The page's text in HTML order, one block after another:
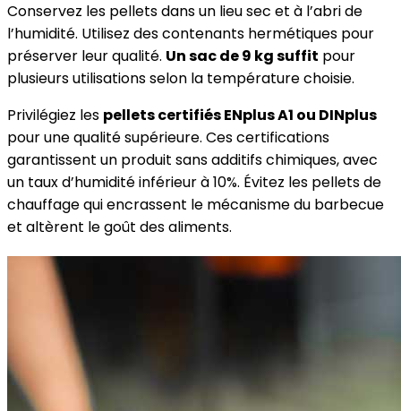
Conservez les pellets dans un lieu sec et à l’abri de
l’humidité. Utilisez des contenants hermétiques pour
préserver leur qualité. Un sac de 9 kg suffit pour
plusieurs utilisations selon la température choisie.
Privilégiez les pellets certifiés ENplus A1 ou DINplus
pour une qualité supérieure. Ces certifications
garantissent un produit sans additifs chimiques, avec
un taux d’humidité inférieur à 10%. Évitez les pellets de
chauffage qui encrassent le mécanisme du barbecue
et altèrent le goût des aliments.